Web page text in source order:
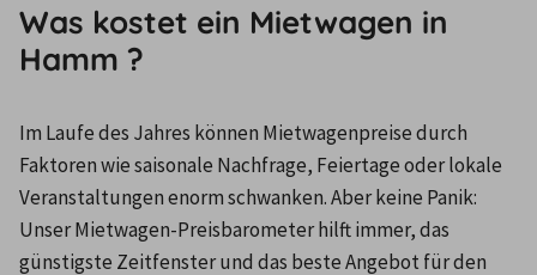
Was kostet ein Mietwagen in
Hamm ?
Im Laufe des Jahres können Mietwagenpreise durch
Faktoren wie saisonale Nachfrage, Feiertage oder lokale
Veranstaltungen enorm schwanken. Aber keine Panik:
Unser Mietwagen-Preisbarometer hilft immer, das
günstigste Zeitfenster und das beste Angebot für den